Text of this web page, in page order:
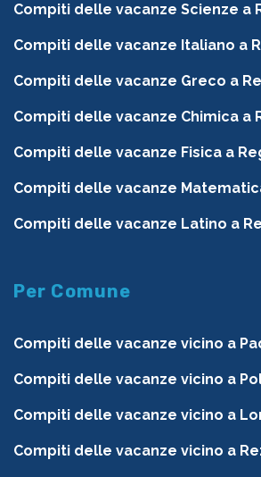
Compiti delle vacanze Scienze a
Compiti delle vacanze Italiano a
Compiti delle vacanze Greco a
Compiti delle vacanze Chimica a
Compiti delle vacanze Fisica a
Compiti delle vacanze
Compiti delle vacanze Latino a
Per Comune
Compiti delle vacanze vicino a
Compiti delle vacanze vicino a
Compiti delle vacanze vicino a
Compiti delle vacanze vicino a